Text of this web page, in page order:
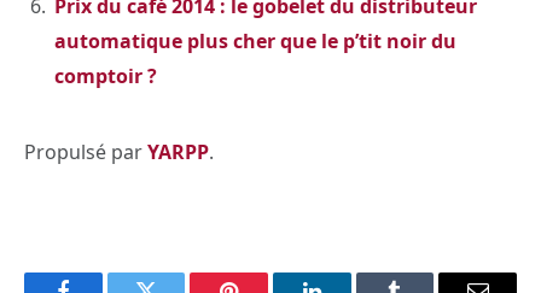
Prix du café 2014 : le gobelet du distributeur
automatique plus cher que le p’tit noir du
comptoir ?
Propulsé parYARPP.